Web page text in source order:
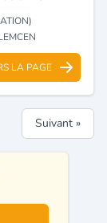
LA PAGE
Suivant »